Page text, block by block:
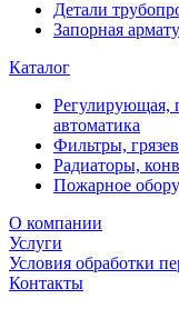
Детали
Запорная
Каталог
Регулирующая,
автоматика
Фильтры,
Радиаторы,
Пожарное
О компании
Услуги
Условия обработки
Контакты